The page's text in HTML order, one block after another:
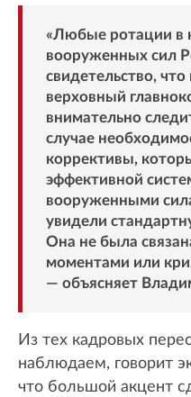
«Любые ротации в
вооруженных сил
свидетельство, что
верховный
внимательно
случае
коррективы,
эффективной
вооруженными
увидели
Она не была
моментами или
— объясняет
Из тех кадровых
наблюдаем, говорит
что большой акцент